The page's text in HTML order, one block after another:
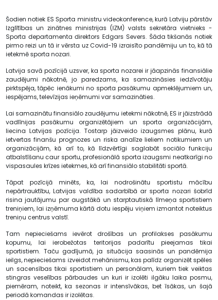
Šodien notiek ES Sporta ministru videokonference, kurā Latviju pārstāv
Izglītības un zinātnes ministrijas (IZM) valsts sekretāra vietnieks -
Sporta departamenta direktors Edgars Severs. Šāda tikšanās notiek
pirmo reizi un tā ir vērsta uz Covid-19 izraisīto pandēmiju un to, kā tā
ietekmē sporta nozari.
Latvija savā pozīcijā uzsver, ka sporta nozarei ir jāapzinās finansiālie
zaudējumi nākotnē, jo paredzams, ka samazināsies iedzīvotāju
pirktspēja, tāpēc ienākumi no sporta pasākumu apmeklējumiem un,
iespējams, televīzijas ieņēmumi var samazināties.
Lai samazinātu finansiālo zaudējumu ietekmi nākotnē, ES ir jāizstrādā
vadlīnijas pasākumu organizētājiem un sporta organizācijām,
liecina Latvijas pozīcija. Tostarp jāizveido izaugsmes plānu, kurā
ietvertas finanšu prognozes un riska analīze lieliem notikumiem un
organizācijām, kā arī to, kā līdzvērtīgi saglabāt sociālo funkciju
atbalstīšanu caur sportu, profesionālā sporta izaugsmi neatkarīgi no
vispasaules krīzes ietekmes, kā arī finansiālo stabilitāti sportā.
Tāpat pozīcijā minēts, ka, lai nodrošinātu sportistu mācību
nepārtrauktību, Latvijas valdība sadarbībā ar sporta nozari šobrīd
risina jautājumu par augstākā un starptautiskā līmeņa sportistiem
treniņiem, lai izņēmuma kārtā dotu iespēju viņiem izmantot noteiktus
treniņu centrus valstī.
Tam nepieciešams ievērot drošības un profilakses pasākumu
kopumu, lai ierobežotas teritorijas padarītu pieejamas tikai
sportistiem. Taču gadījumā, ja situācija saasinās un pandēmija
ieilgs, nepieciešams izveidot mehānismu, kas palīdz organizēt spēles
un sacensības tikai sportistiem un personālam, kuriem tiek veiktas
stingras veselības pārbaudes un kuri ir izolēti ilgāku laika posmu,
piemēram, noteikt, ka sezonas ir intensīvākas, bet īsākas, un šajā
periodā komandas ir izolētas.